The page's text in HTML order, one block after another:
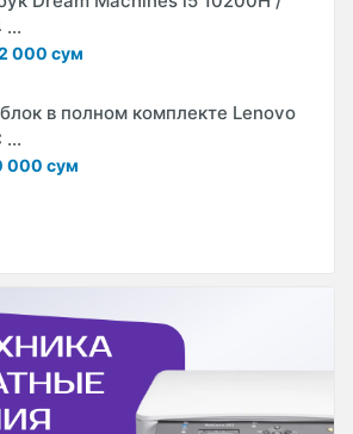
...
000 сум
в полном комплекте Lenovo
...
000 сум